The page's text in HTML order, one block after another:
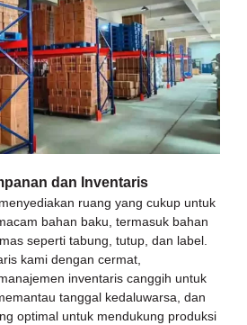
dan Inventaris
ruang yang cukup untuk
bahan baku, termasuk bahan
seperti tabung, tutup, dan label.
kami dengan cermat,
inventaris canggih untuk
tanggal kedaluwarsa, dan
optimal untuk mendukung produksi